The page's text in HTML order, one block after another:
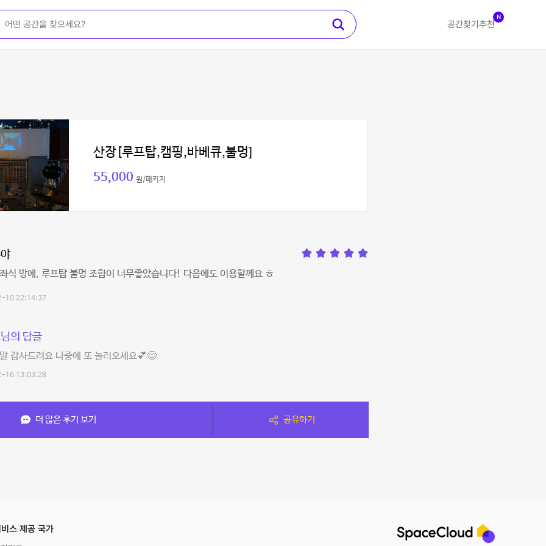
공간찾기 추천
N
산장[루프탑,캠핑,바베큐,불멍]
55,000 원/패키지
식 방에, 루프탑 불멍 조합이 너무좋았습니다! 다음에도 이용할께요 ㅎ
10 22:14:37
의 답글
감사드려요 나중에 또 놀러오세요💕😊
16 13:03:28
더 많은 후기 보기 공유하기
스 제공 국가